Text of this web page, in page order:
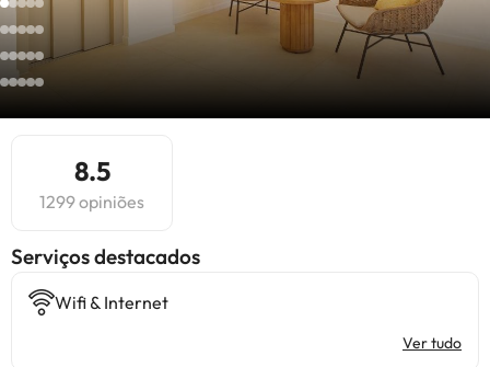
8.5
1299 opiniões
Serviços destacados
Wifi & Internet
Ver tudo